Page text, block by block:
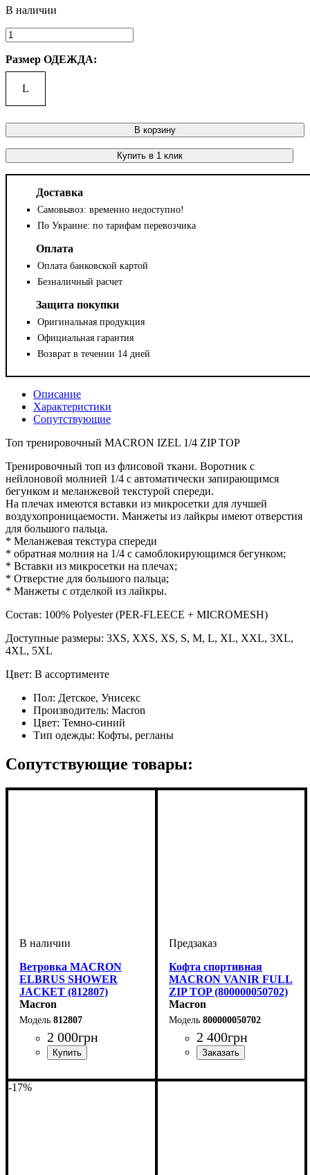
Размер ОДЕЖДА:
L
В корзину
Купить в 1 клик
Доставка
Самовывоз: временно недоступно!
По Украине: по тарифам перевозчика
Оплата
Оплата банковской картой
Безналичный расчет
Защита покупки
Оригинальная продукция
Официальная гарантия
Возврат в течении 14 дней
Описание
Характеристики
Сопутствующие
Топ тренировочный MACRON IZEL 1/4 ZIP TOP
Тренировочный топ из флисовой ткани. Воротник с
нейлоновой молнией 1/4 с автоматически запирающимся
бегунком и меланжевой текстурой спереди.
На плечах имеются вставки из микросетки для лучшей
воздухопроницаемости. Манжеты из лайкры имеют отверстия
для большого пальца.
* Меланжевая текстура спереди
* обратная молния на 1/4 с самоблокирующимся бегунком;
* Вставки из микросетки на плечах;
* Отверстие для большого пальца;
* Манжеты с отделкой из лайкры.
Состав: 100% Polyester (PER-FLEECE + MICROMESH)
Доступные размеры: 3XS, XXS, XS, S, M, L, XL, XXL, 3XL,
4XL, 5XL
Цвет: В ассортименте
Пол: Детское, Унисекс
Производитель: Macron
Цвет: Темно-синий
Тип одежды: Кофты, регланы
Сопутствующие товары:
Ветровка MACRON
ELBRUS SHOWER
JACKET (812807)
Macron
812807
2 000грн
Кофта спортивная
MACRON VANIR FULL
ZIP TOP (800000050702)
Macron
800000050702
2 400грн
Мужской
-17%